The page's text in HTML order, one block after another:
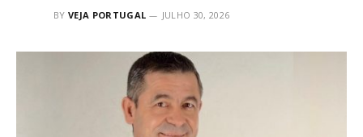
BY VEJA PORTUGAL JULHO 30, 2026